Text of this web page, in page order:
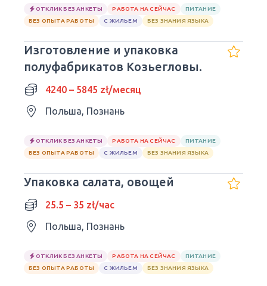
ОТКЛИК БЕЗ АНКЕТЫ РАБОТА НА СЕЙЧАС
ПИТАНИЕ
БЕЗ ОПЫТА РАБОТЫ
С ЖИЛЬЕМ БЕЗ ЗНАНИЯ ЯЗЫКА
Изготовление и упаковка
полуфабрикатов Козьегловы.
4240 – 5845 zł/месяц
Польша, Познань
ОТКЛИК БЕЗ АНКЕТЫ РАБОТА НА СЕЙЧАС
ПИТАНИЕ
БЕЗ ОПЫТА РАБОТЫ
С ЖИЛЬЕМ БЕЗ ЗНАНИЯ ЯЗЫКА
Упаковка салата, овощей
25.5 – 35 zł/час
Польша, Познань
ОТКЛИК БЕЗ АНКЕТЫ РАБОТА НА СЕЙЧАС
ПИТАНИЕ
БЕЗ ОПЫТА РАБОТЫ
С ЖИЛЬЕМ БЕЗ ЗНАНИЯ ЯЗЫКА